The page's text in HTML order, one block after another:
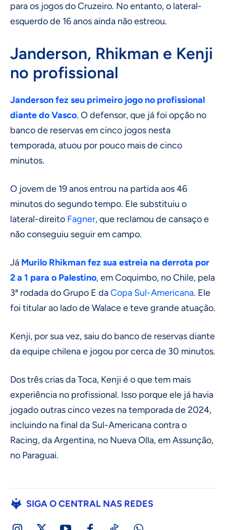
para os jogos do Cruzeiro. No entanto, o lateral-
esquerdo de 16 anos ainda não estreou.
Janderson, Rhikman e Kenji
no profissional
Janderson fez seu primeiro jogo no profissional
diante do Vasco. O defensor, que já foi opção no
banco de reservas em cinco jogos nesta
temporada, atuou por pouco mais de cinco
minutos.
O jovem de 19 anos entrou na partida aos 46
minutos do segundo tempo. Ele substituiu o
lateral-direito Fagner, que reclamou de cansaço e
não conseguiu seguir em campo.
Já Murilo Rhikman fez sua estreia na derrota por
2 a 1 para o Palestino, em Coquimbo, no Chile, pela
3ª rodada do Grupo E daCopa Sul-Americana. Ele
foi titular ao lado de Walace e teve grande atuação.
Kenji, por sua vez, saiu do banco de reservas diante
da equipe chilena e jogou por cerca de 30 minutos.
Dos três crias da Toca, Kenji é o que tem mais
experiência no profissional. Isso porque ele já havia
jogado outras cinco vezes na temporada de 2024,
incluindo na final da Sul-Americana contra o
Racing, da Argentina, no Nueva Olla, em Assunção,
no Paraguai.
SIGA O CENTRAL NAS REDES